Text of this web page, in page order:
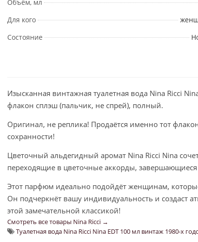
Объём, мл
Для кого
Состояние
Изысканная винтажная туалетная вода Nina Ricci
флакон сплэш (пальчик, не спрей), полный.
Оригинал, не реплика! Продаётся именно тот
сохранности!
Цветочный альдегидный аромат Nina Ricci Nina
переходящие в цветочные аккорды,
Этот парфюм идеально подойдёт женщинам,
Он подчеркнёт вашу индивидуальность и создаст
этой замечательной классикой!
Смотреть все товары Nina Ricci →
Туалетная вода Nina Ricci Nina EDT 100 мл винтаж 1980-х